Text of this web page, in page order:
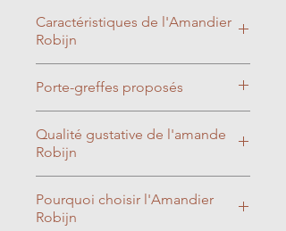
Caractéristiques de l'Amandier
Robijn
fleurit un peu après les variétés
classiques, ce qui limite les
risques liés aux gelées
printanières, tout en offrant
une magnifique floraison rose
pâle très ornementale.
Pollinisation
Porte-greffes proposés
pêcher et amandier, grande
vigueur, Tout type de sols même
les excès d'eau, très productif,
Qualité gustative de l'amande
Robijn
de la Robijn
Pourquoi choisir l'Amandier
Robijn